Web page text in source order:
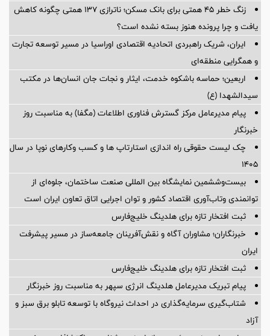
زنگ خطر ۴۵ همتی برای بانک مسکن؛ ناترازی ۱۳۷ همتی چگونه کاهش
یافت و چرا پرونده هنوز بسته نشده است؟
ایران، شریک راهبردی اتحادیه اقتصادی اوراسیا در مسیر توسعه تجارت
و همگرایی منطقه‌ای
اربعین؛ حماسه باشکوه خدمت، ایثار و نجات جان انسان‌ها در مکتب
سیدالشهدا (ع)
پیام مدیرعامل مرکز گسترش فناوری اطلاعات (مگفا) به مناسبت روز
خبرنگار
چک لیست حقوقی راه اندازی استارتاپ ها و کسب وکارهای نوپا در سال
۱۴۰۵
بیست‌وششمین نمایشگاه بین المللی صنعت ساختمان، جلوه‌ای از
توانمندی وتاب‌آوری اقتصاد کشور و توان اجرایی اتاق تعاون ایران است
ثبت افتخار تازه برای هلدینگ خلیج‌فارس
خبرنگاران؛ مشاوران آگاه و نقش‌آفرینان جامعه‌ساز در مسیر پیشرفت
ایران
ثبت افتخار تازه برای هلدینگ خلیج‌فارس
پیام تبریک مدیرعامل هلدینگ انرژی سپهر به مناسبت روز خبرنگار
شتاب‌گیری سرمایه‌گذاری در احداث نیروگاه با توسعه تابلو برق سبز و
آزاد